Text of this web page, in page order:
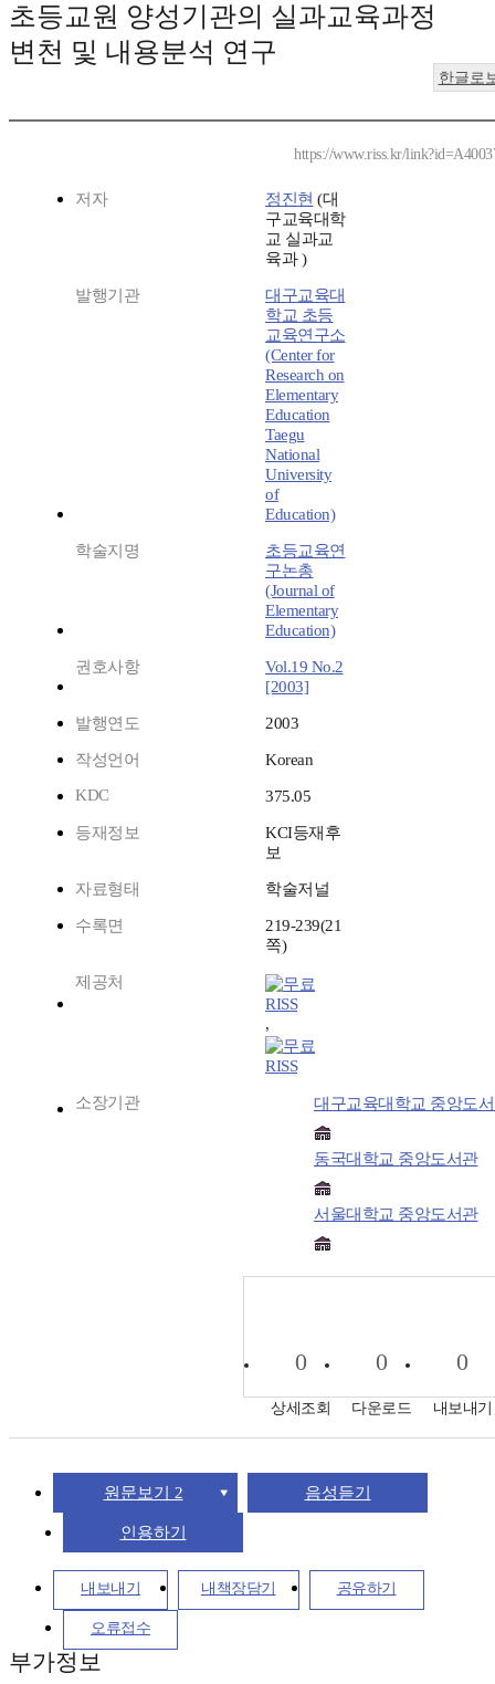
초등교원 양성기관의 실과교육과정
변천 및 내용분석 연구
한글로
https://www.riss.kr/
저자 정진현 (대
구교육대학
교 실과교
육과 )
발행기관
대구교육대
학교 초등
교육연구소
(Center for
Research on
Elementary
Education
Taegu
National
University
of
Education)
학술지명
초등교육연
구논총
(Journal of
Elementary
Education)
권호사항
Vol.19 No.2
[2003]
발행연도 2003
작성언어
Korean
KDC
375.05
등재정보
KCI등재후
보
자료형태 학술저널
수록면
219-239(21
쪽)
제공처
RISS
,
RISS
소장기관 대구교육대학교 중앙도
동국대학교 중앙도서관
서울대학교 중앙도서관
0
상세조회
0
다운로드
0
내보내기
원문보기 2 음성듣기
인용하기
내보내기 내책장담기 공유하기
오류접수
부가정보